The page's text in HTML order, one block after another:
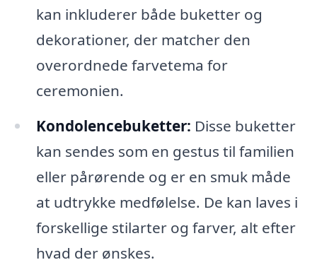
kan inkluderer både buketter og
dekorationer, der matcher den
overordnede farvetema for
ceremonien.
Kondolencebuketter: Disse buketter
kan sendes som en gestus til familien
eller pårørende og er en smuk måde
at udtrykke medfølelse. De kan laves i
forskellige stilarter og farver, alt efter
hvad der ønskes.